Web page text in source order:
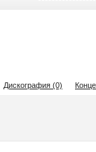
Дискография (0)